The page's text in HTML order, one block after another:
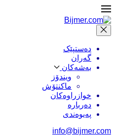
دەستپێک
گەران
بەشەکان
ویندۆز
ماکنتۆش
خوازراوەکان
دەربارە
پەیوەندی
info@bijmer.com